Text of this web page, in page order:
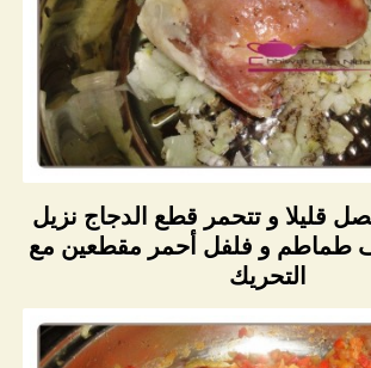
قليلا و تتحمر قطع الدجاج نزيل
طماطم و فلفل أحمر مقطعين مع
التحريك